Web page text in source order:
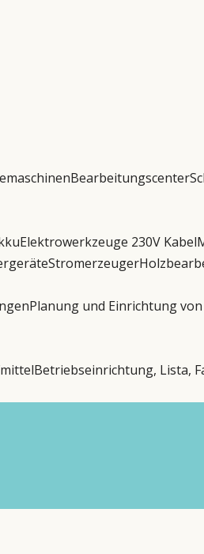
Bearbeitungscenter
Elektrowerkzeuge 230V Kabel
Stromerzeuger
Planung und Einrichtung
Betriebseinrichtung, Lista,